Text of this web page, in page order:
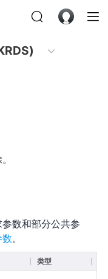
数和部分公共参
。
类型